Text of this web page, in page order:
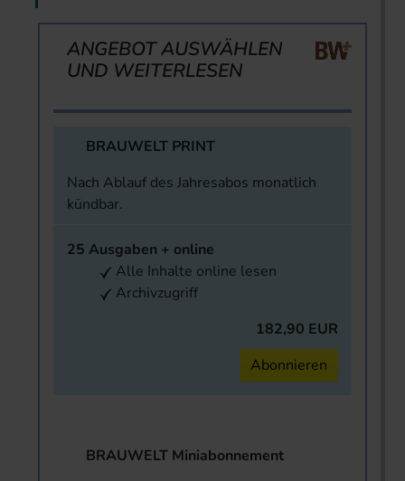
ANGEBOT AUSWÄHLEN
UND WEITERLESEN
BRAUWELT PRINT
Nach Ablauf des Jahresabos monatlich
kündbar.
25 Ausgaben + online
Alle Inhalte online lesen
Archivzugriff
182,90 EUR
Abonnieren
BRAUWELT Miniabonnement